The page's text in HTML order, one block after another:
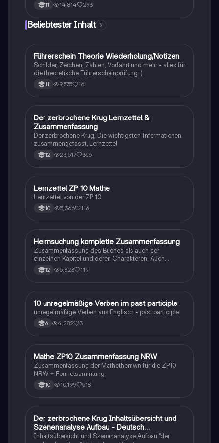
11 14,814 293
Beliebtester Inhalt 9
Lerntipps
Führerschein Theorie Wiederholung/Notizen
Schilder, Zeichen, Zahlen, Vorfahrt und mehr - alles für
die theoretische Führerscheinprüfung :)
11 9,575 161
Deutsch
Der zerbrochene Krug Lernzettel &
Zusammenfassung
Der zerbrochene Krug, Die wichtigsten Informationen
zusammengefasst, Lernzettel
12 23,517 356
Mathe
Lernzettel ZP 10 Mathe
Lernzettel von der ZP 10
10 5,366 116
Deutsch
Heimsuchung komplette Zusammenfassung
Zusammenfassung des Buches als auch der
einzelnen Kapitel und deren Charakteren. Auch
tabellarisch. Im Unterricht ohne KI erstellt
12 5,823 119
1 Englisch
10 unregelmäßige Verben im past participle
unregelmäßige Verben aus Englisch - past participle
6 4,282 3
Mathe
Mathe ZP10 Zusammenfassung NRW
Zusammenfassung der Mathethemwn für die ZP10
NRW + Formelsammlung
10 10,199 518
Deutsch
Der zerbrochene Krug Inhaltsübersicht und
Szenenanalyse Aufbau - Deutsch
Q1/Q2/Abitur
Inhaltsübersicht und Szenenanalyse Aufbau “der